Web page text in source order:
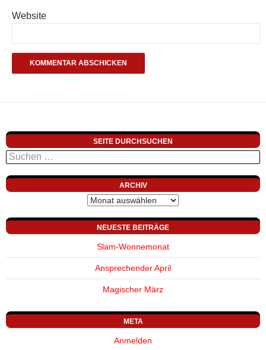
Website
SEITE DURCHSUCHEN
Suchen
nach:
ARCHIV
Archiv
NEUESTE BEITRÄGE
Slam-Wonnemonat
Ansprechender April
Magischer März
META
Anmelden